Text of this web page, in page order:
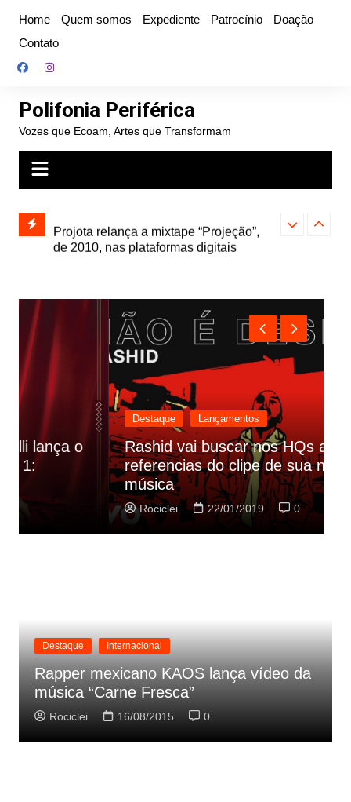
conteúdo
Home Quem somos Expediente Patrocínio
Doação
Contato
Polifonia Periférica
Vozes que Ecoam, Artes que Transformam
e abre
autoral,
de 2010, nas plataformas digitais
Farofa
Lançamentos
Rashid vai buscar nos HQs as
referencias do clipe de sua nova
22/01/2019 0
Destaque Internacional
Rapper mexicano KAOS lança vídeo da
música “Carne Fresca”
Rociclei 16/08/2015 0